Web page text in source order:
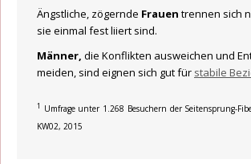
Ängstliche, zögernde Frauen trennen sich
sie einmal fest liiert sind.
Männer, die Konflikten ausweichen und
meiden, sind eignen sich gut für stabile
1
Umfrage unter 1.268 Besuchern der Seitensprung-
KW02, 2015